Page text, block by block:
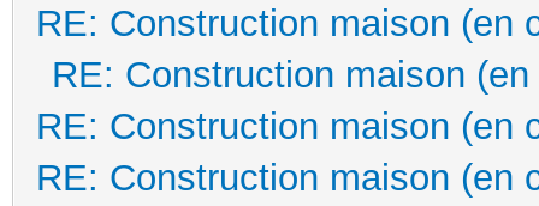
RE: Construction maison (en
RE: Construction maison
RE: Construction maison (en
RE: Construction maison (en